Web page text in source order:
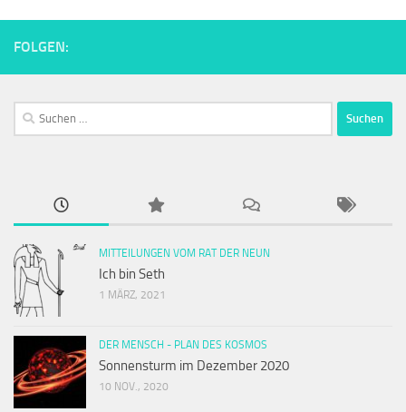
FOLGEN:
Suchen
nach:
MITTEILUNGEN VOM RAT DER NEUN
Ich bin Seth
1 MÄRZ, 2021
DER MENSCH - PLAN DES KOSMOS
Sonnensturm im Dezember 2020
10 NOV., 2020